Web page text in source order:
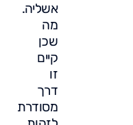
אשליה.
מה
שכן
קיים
זו
דרך
מסודרת